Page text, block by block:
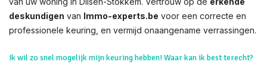
deskundigen van Immo-experts.be voor een correcte en
professionele keuring, en vermijd onaangename verrassingen.
Ik wil zo snel mogelijk mijn keuring hebben! Waar kan ik best terecht?